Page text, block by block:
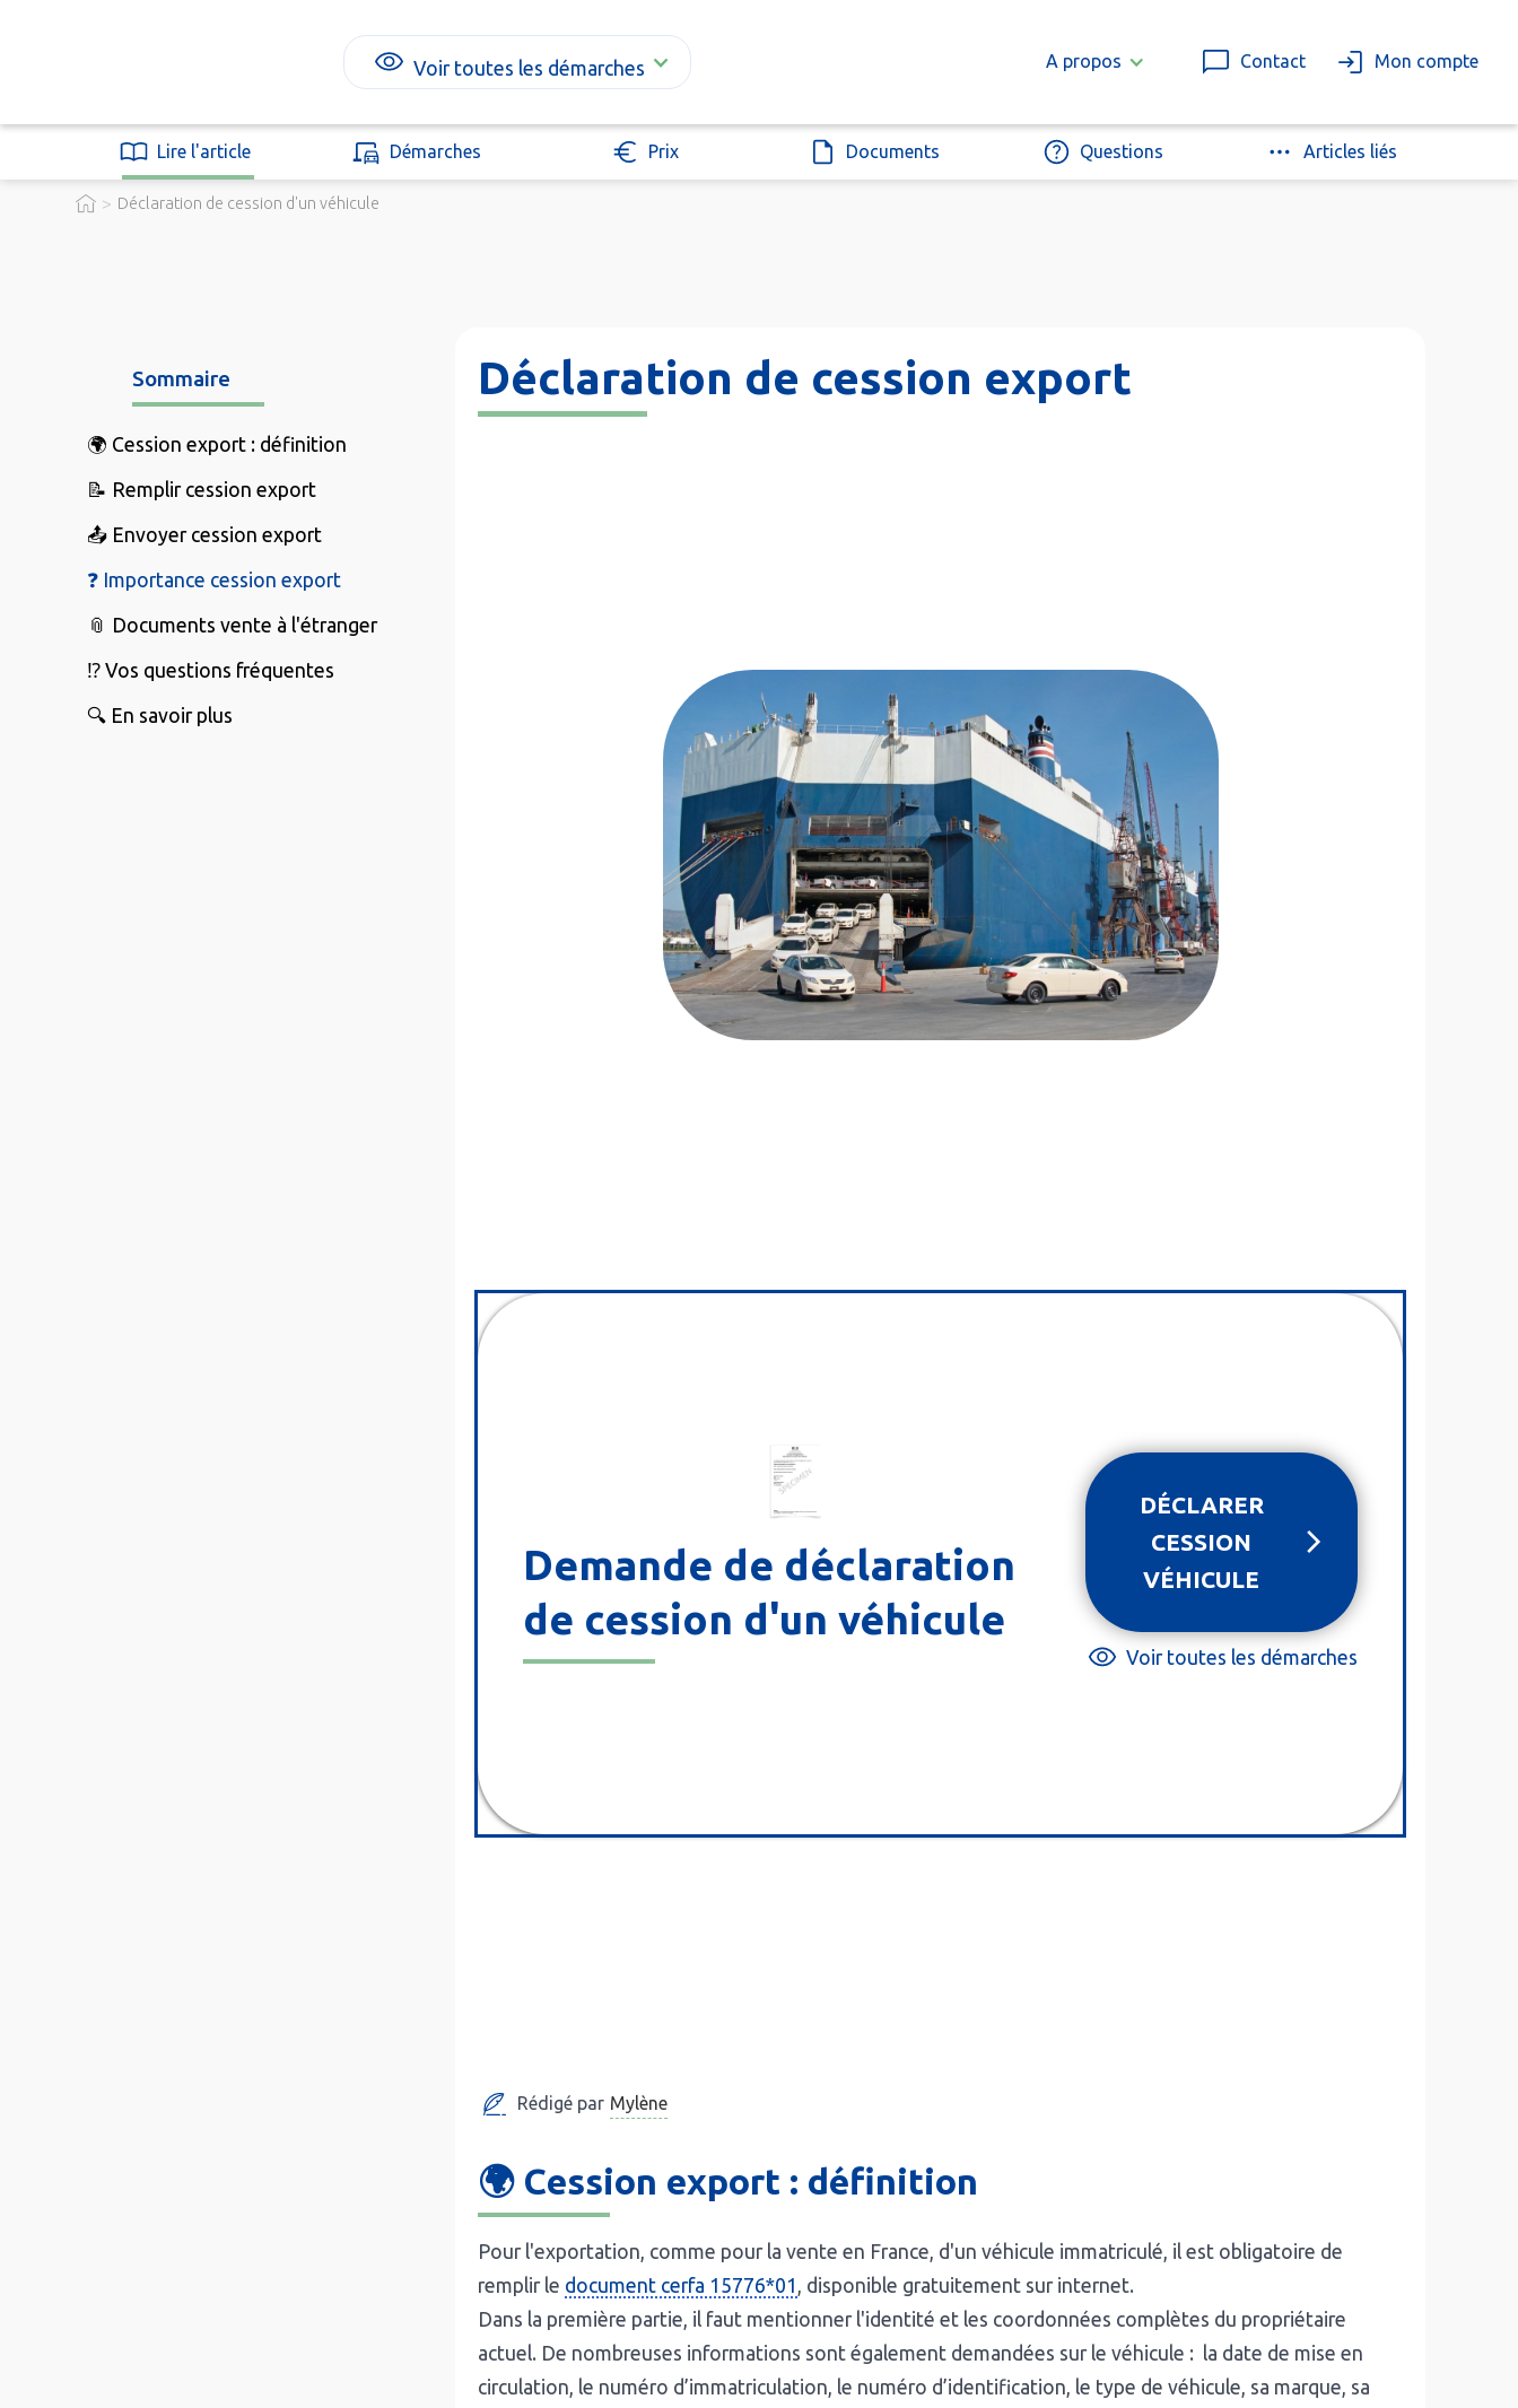
Voir toutes les démarches A propos Contact Mon compte
Lire l'article Démarches Prix Documents Questions Articles liés
> Déclaration de cession d'un véhicule
Sommaire
🌍 Cession export : définition
📝 Remplir cession export
📤 Envoyer cession export
❓ Importance cession export
📎 Documents vente à l'étranger
⁉️ Vos questions fréquentes
🔍 En savoir plus
Déclaration de cession export
Demande de déclaration
de cession d'un véhicule
DÉCLARER
CESSION
VÉHICULE
Voir toutes les démarches
Rédigé par Mylène
🌍 Cession export : définition
Pour l'exportation, comme pour la vente en France, d'un véhicule immatriculé, il est obligatoire de
remplir le document cerfa 15776*01
, disponible gratuitement sur internet.
Dans la première partie, il faut mentionner l'identité et les coordonnées complètes du propriétaire
actuel. De nombreuses informations sont également demandées sur le véhicule : la date de mise en
circulation, le numéro d’immatriculation, le numéro d’identification, le type de véhicule, sa marque, sa